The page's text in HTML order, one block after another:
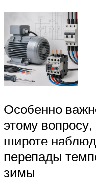
Особенно
этому
широте
перепады
зимы